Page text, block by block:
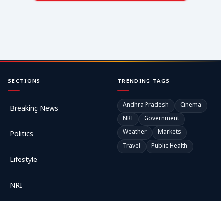
SECTIONS
Breaking News
Politics
Lifestyle
NRI
TRENDING TAGS
Andhra Pradesh
Cinema
NRI
Government
Weather
Markets
Travel
Public Health